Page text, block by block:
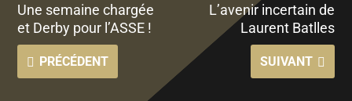
Une semaine chargée
et Derby pour l’ASSE !
PRÉCÉDENT
L’avenir incertain de
Laurent Batlles
SUIVANT